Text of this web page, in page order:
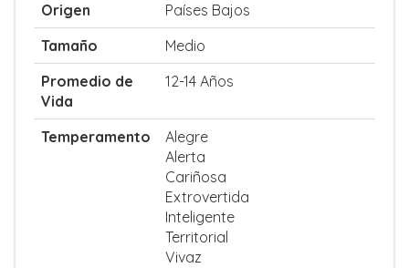
Origen
Países Bajos
Tamaño
Medio
Promedio de
Vida
12-14 Años
Temperamento
Alegre
Alerta
Cariñosa
Extrovertida
Inteligente
Territorial
Vivaz